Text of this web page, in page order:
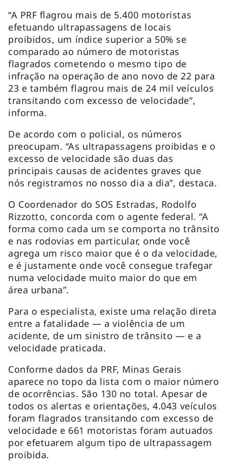
“A PRF flagrou mais de 5.400 motoristas
efetuando ultrapassagens de locais
proibidos, um índice superior a 50% se
comparado ao número de motoristas
flagrados cometendo o mesmo tipo de
infração na operação de ano novo de 22 para
23 e também flagrou mais de 24 mil veículos
transitando com excesso de velocidade”,
informa.
De acordo com o policial, os números
preocupam. “As ultrapassagens proibidas e o
excesso de velocidade são duas das
principais causas de acidentes graves que
nós registramos no nosso dia a dia”, destaca.
O Coordenador do SOS Estradas, Rodolfo
Rizzotto, concorda com o agente federal. “A
forma como cada um se comporta no trânsito
e nas rodovias em particular, onde você
agrega um risco maior que é o da velocidade,
e é justamente onde você consegue trafegar
numa velocidade muito maior do que em
área urbana”.
Para o especialista, existe uma relação direta
entre a fatalidade — a violência de um
acidente, de um sinistro de trânsito — e a
velocidade praticada.
Conforme dados da PRF, Minas Gerais
aparece no topo da lista com o maior número
de ocorrências. São 130 no total. Apesar de
todos os alertas e orientações, 4.043 veículos
foram flagrados transitando com excesso de
velocidade e 661 motoristas foram autuados
por efetuarem algum tipo de ultrapassagem
proibida.